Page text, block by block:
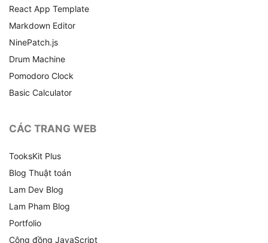
React App Template
Markdown Editor
NinePatch.js
Drum Machine
Pomodoro Clock
Basic Calculator
CÁC TRANG WEB
TooksKit Plus
Blog Thuật toán
Lam Dev Blog
Lam Pham Blog
Portfolio
Cộng đồng JavaScript